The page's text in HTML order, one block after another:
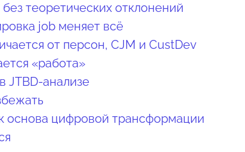
теоретических отклонений
job меняет всё
от персон, CJM и CustDev
«работа»
JTBD-анализе
основа цифровой трансформации